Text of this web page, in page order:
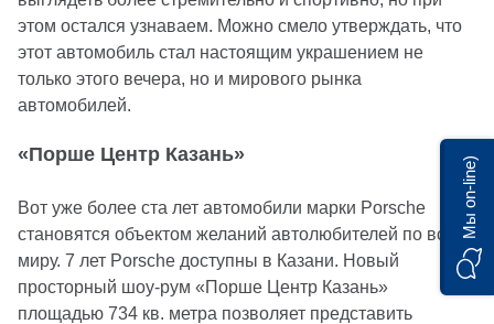
этом остался узнаваем. Можно смело утверждать, что
этот автомобиль стал настоящим украшением не
только этого вечера, но и мирового рынка
автомобилей.
«Порше Центр Казань»
Вот уже более ста лет автомобили марки Porsche
становятся объектом желаний автолюбителей по всему
миру. 7 лет Porsche доступны в Казани. Новый
просторный шоу-рум «Порше Центр Казань»
площадью 734 кв. метра позволяет представить
Мы on-line)